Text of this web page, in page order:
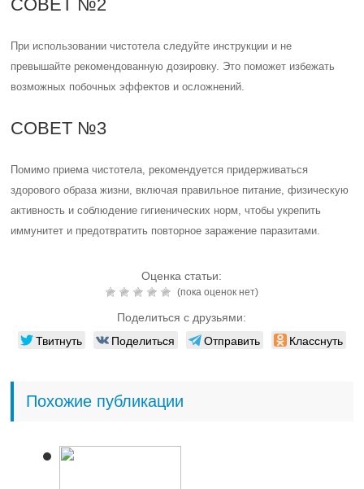
СОВЕТ №2
При использовании чистотела следуйте инструкции и не
превышайте рекомендованную дозировку. Это поможет избежать
возможных побочных эффектов и осложнений.
СОВЕТ №3
Помимо приема чистотела, рекомендуется придерживаться
здорового образа жизни, включая правильное питание, физическую
активность и соблюдение гигиенических норм, чтобы укрепить
иммунитет и предотвратить повторное заражение паразитами.
Оценка статьи:
(пока оценок нет)
Поделиться с друзьями:
Твитнуть Поделиться Отправить Класснуть
Похожие публикации